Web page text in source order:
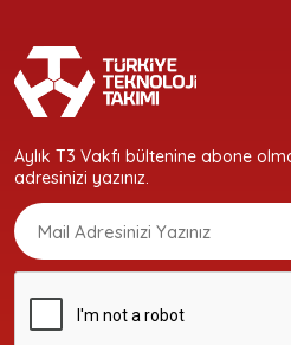
Aylık T3 Vakfı bültenine abone
adresinizi yazınız.